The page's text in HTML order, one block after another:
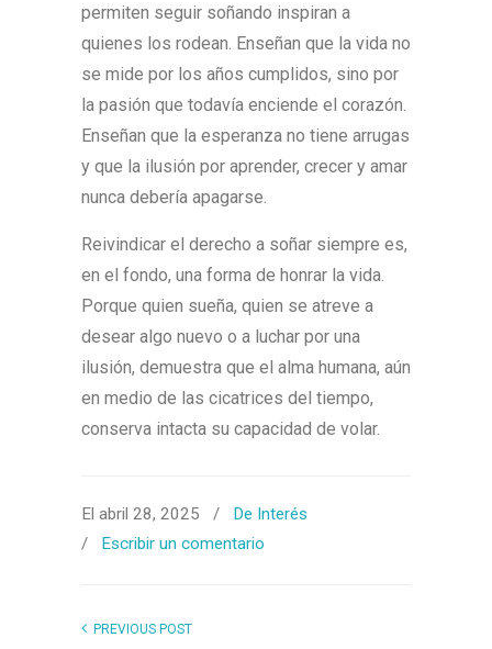
permiten seguir soñando inspiran a
quienes los rodean. Enseñan que la vida no
se mide por los años cumplidos, sino por
la pasión que todavía enciende el corazón.
Enseñan que la esperanza no tiene arrugas
y que la ilusión por aprender, crecer y amar
nunca debería apagarse.
Reivindicar el derecho a soñar siempre es,
en el fondo, una forma de honrar la vida.
Porque quien sueña, quien se atreve a
desear algo nuevo o a luchar por una
ilusión, demuestra que el alma humana, aún
en medio de las cicatrices del tiempo,
conserva intacta su capacidad de volar.
El abril 28, 2025 /
De Interés
/ Escribir un comentario
PREVIOUS POST